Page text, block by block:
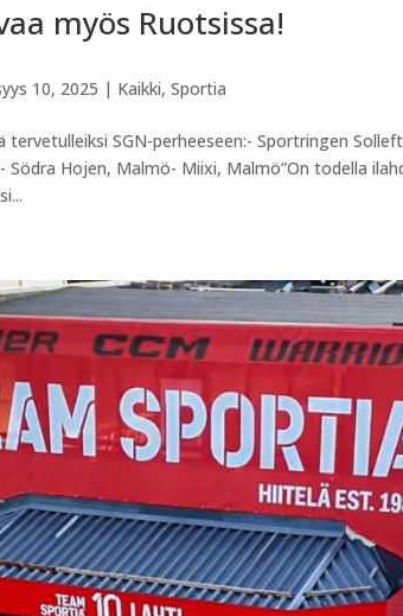
myös Ruotsissa!
10, 2025 | Kaikki,Sportia
SGN-perheeseen:- Sportringen
Södra Hojen, Malmö- Miixi, Malmö”On todella